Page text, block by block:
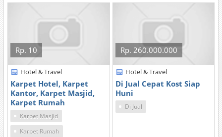
Rp. 10
Hotel & Travel
Karpet Hotel, Karpet
Kantor, Karpet Masjid,
Karpet Rumah
Karpet Masjid
Karpet Rumah
Rp. 260.000.000
Hotel & Travel
Di Jual Cepat Kost Siap
Huni
Di Jual